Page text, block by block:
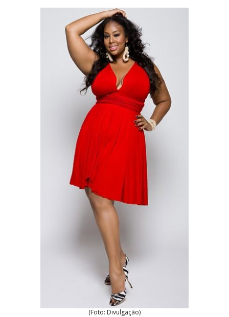
(Foto: Divulgação)